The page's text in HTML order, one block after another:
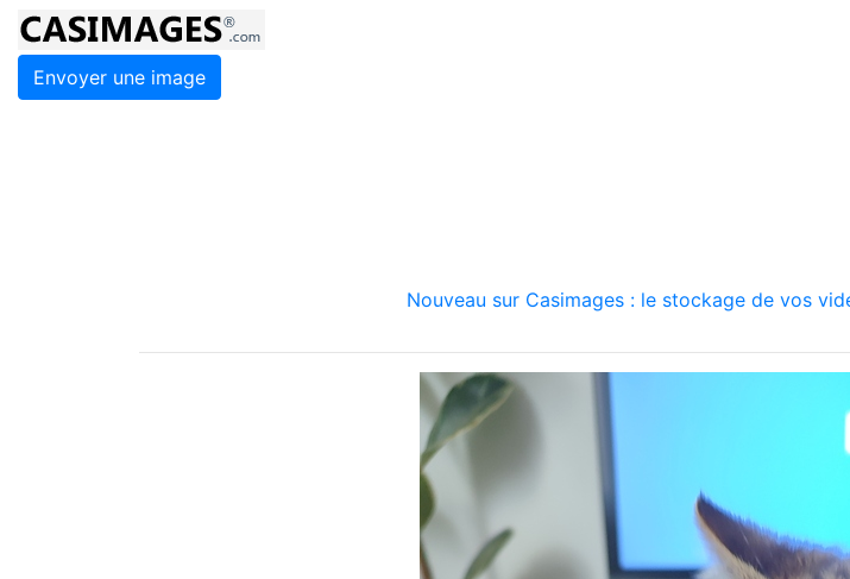
Envoyer une image
Nouveau sur Casimages : le stockage de vos